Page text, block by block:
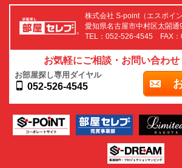
株式会社 S-point（エスポイン
愛知県名古屋市中村区太閤通
TEL：052-526-4545 FAX：
お気軽にご相談・お問い合わせ
お部屋探し専用ダイヤル
052-526-4545